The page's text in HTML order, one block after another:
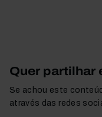
Quer partilhar
Se achou este
através das redes